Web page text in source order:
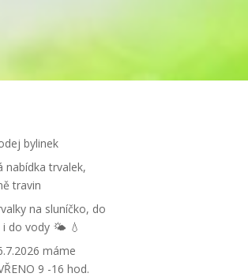
bylinek
nabídka trvalek,
travin
na sluníčko, do
i do vody 🌤 💧
máme
9 -16 hod.